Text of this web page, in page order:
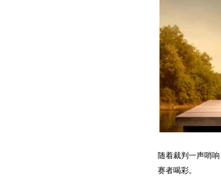
随着裁判一声哨响
赛者喝彩。